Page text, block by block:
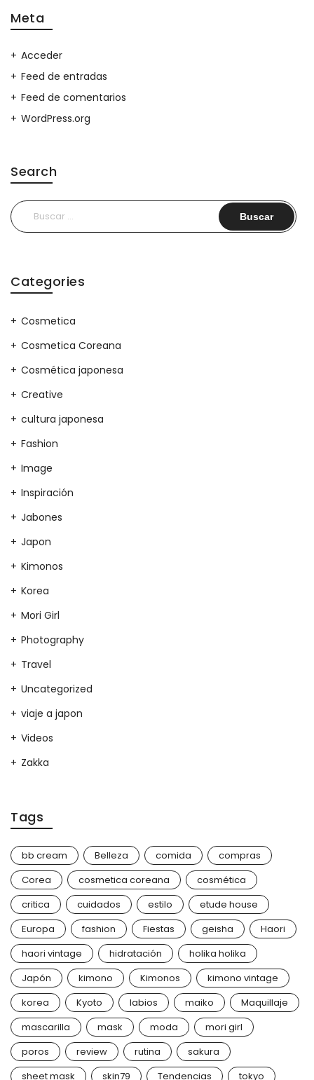
Meta
Acceder
Feed de entradas
Feed de comentarios
WordPress.org
Search
Buscar:
Categories
Cosmetica
Cosmetica Coreana
Cosmética japonesa
Creative
cultura japonesa
Fashion
Image
Inspiración
Jabones
Japon
Kimonos
Korea
Mori Girl
Photography
Travel
Uncategorized
viaje a japon
Videos
Zakka
Tags
bb cream Belleza comida
compras
Corea
cosmetica coreana
cosmética
critica
cuidados estilo
etude house
Europa
fashion Fiestas geisha
Haori
haori vintage
hidratación
holika holika
Japón
kimono Kimonos
kimono vintage
korea
Kyoto labios maiko
Maquillaje
mascarilla
mask moda
mori girl
poros
review rutina
sakura
sheet mask
skin79 Tendencias tokyo